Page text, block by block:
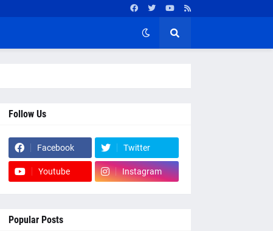
Follow Us
Facebook Twitter
Youtube Instagram
Popular Posts